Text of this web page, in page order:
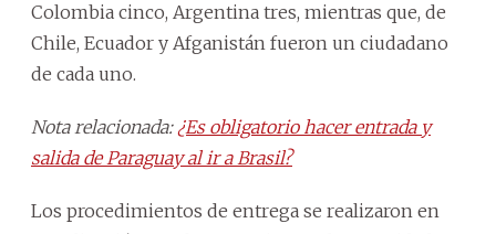
Colombia cinco, Argentina tres, mientras que, de
Chile, Ecuador y Afganistán fueron un ciudadano
de cada uno.
Nota relacionada: ¿Es obligatorio hacer entrada y
salida de Paraguay al ir a Brasil?
Los procedimientos de entrega se realizaron en